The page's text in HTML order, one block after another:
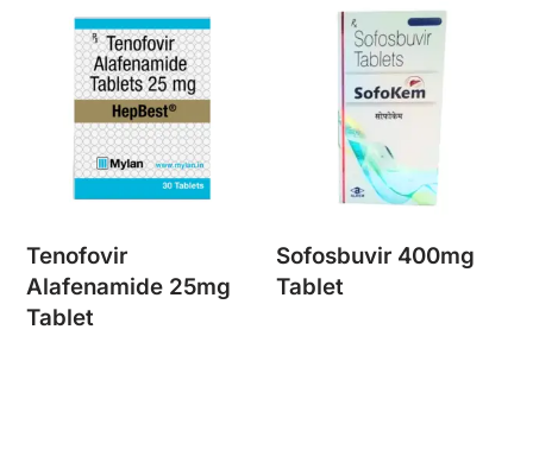
Tenofovir
Alafenamide 25mg
Tablet
Sofosbuvir 400mg
Tablet